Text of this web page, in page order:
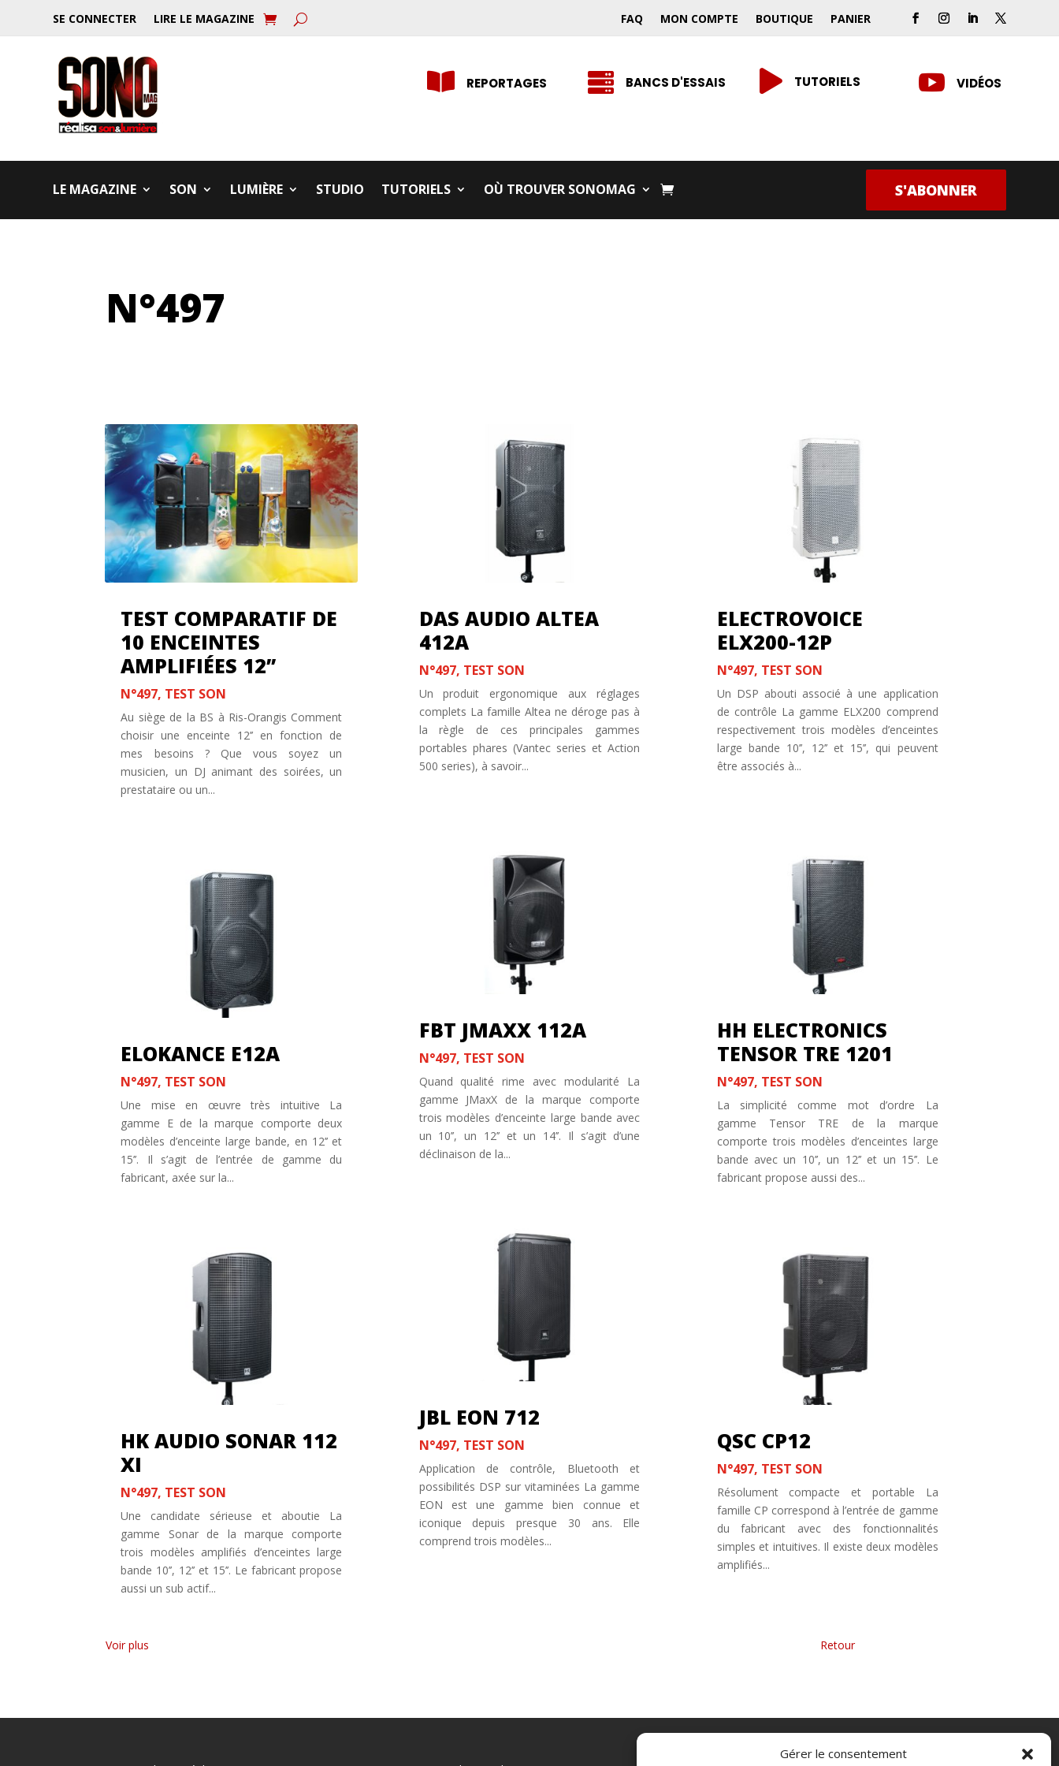
Gérer le consentement
SE CONNECTER LIRE LE MAGAZINE FAQ MON COMPTE BOUTIQUE PANIER
 REPORTAGES  BANCS D'ESSAIS  TUTORIELS  VIDÉOS
LE MAGAZINE SON LUMIÈRE STUDIO TUTORIELS OÙ TROUVER SONOMAG S'ABONNER
N°497
TEST COMPARATIF DE
10 ENCEINTES
AMPLIFIÉES 12’’
N°497, TEST SON
Au siège de la BS à Ris-Orangis Comment
choisir une enceinte 12’’ en fonction de
mes besoins ? Que vous soyez un
musicien, un DJ animant des soirées, un
prestataire ou un...
ELOKANCE E12A
N°497, TEST SON
Une mise en œuvre très intuitive La
gamme E de la marque comporte deux
modèles d’enceinte large bande, en 12’’ et
15’’. Il s’agit de l’entrée de gamme du
fabricant, axée sur la...
HK AUDIO SONAR 112
XI
N°497, TEST SON
Une candidate sérieuse et aboutie La
gamme Sonar de la marque comporte
trois modèles amplifiés d’enceintes large
bande 10’’, 12’’ et 15’’. Le fabricant propose
aussi un sub actif...
DAS AUDIO ALTEA
412A
N°497, TEST SON
Un produit ergonomique aux réglages
complets La famille Altea ne déroge pas à
la règle de ces principales gammes
portables phares (Vantec series et Action
500 series), à savoir...
FBT JMAXX 112A
N°497, TEST SON
Quand qualité rime avec modularité La
gamme JMaxX de la marque comporte
trois modèles d’enceinte large bande avec
un 10’’, un 12’’ et un 14’’. Il s’agit d’une
déclinaison de la...
JBL EON 712
N°497, TEST SON
Application de contrôle, Bluetooth et
possibilités DSP sur vitaminées La gamme
EON est une gamme bien connue et
iconique depuis presque 30 ans. Elle
comprend trois modèles...
ELECTROVOICE
ELX200-12P
N°497, TEST SON
Un DSP abouti associé à une application
de contrôle La gamme ELX200 comprend
respectivement trois modèles d’enceintes
large bande 10’’, 12’’ et 15’’, qui peuvent
être associés à...
HH ELECTRONICS
TENSOR TRE 1201
N°497, TEST SON
La simplicité comme mot d’ordre La
gamme Tensor TRE de la marque
comporte trois modèles d’enceintes large
bande avec un 10’’, un 12’’ et un 15’’. Le
fabricant propose aussi des...
QSC CP12
N°497, TEST SON
Résolument compacte et portable La
famille CP correspond à l’entrée de gamme
du fabricant avec des fonctionnalités
simples et intuitives. Il existe deux modèles
amplifiés...
Entrées suivantes »